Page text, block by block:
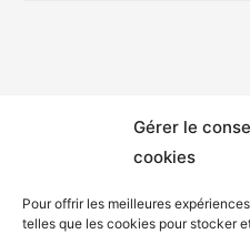
Gérer le
cookies
Pour offrir les meilleures
telles que les cookies pour stocker